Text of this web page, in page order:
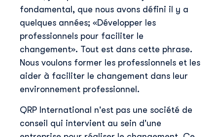
fondamental, que nous avons défini il y a
quelques années; «Développer les
professionnels pour faciliter le
changement». Tout est dans cette phrase.
Nous voulons former les professionnels et les
aider à faciliter le changement dans leur
environnement professionnel.
QRP International n'est pas une société de
conseil qui intervient au sein d'une